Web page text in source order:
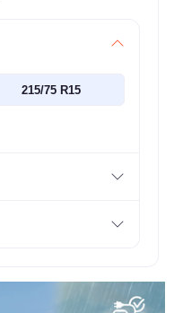
215/75 R15